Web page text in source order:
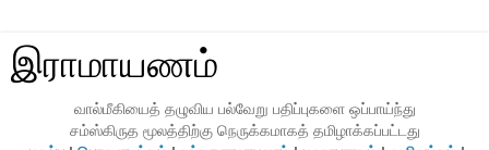
இராமாயணம்
வால்மீகியைத் தழுவிய பல்வேறு பதிப்புகளை ஒப்பாய்ந்து
சம்ஸ்கிருத மூலத்திற்கு நெருக்கமாகத் தமிழாக்கப்பட்டது